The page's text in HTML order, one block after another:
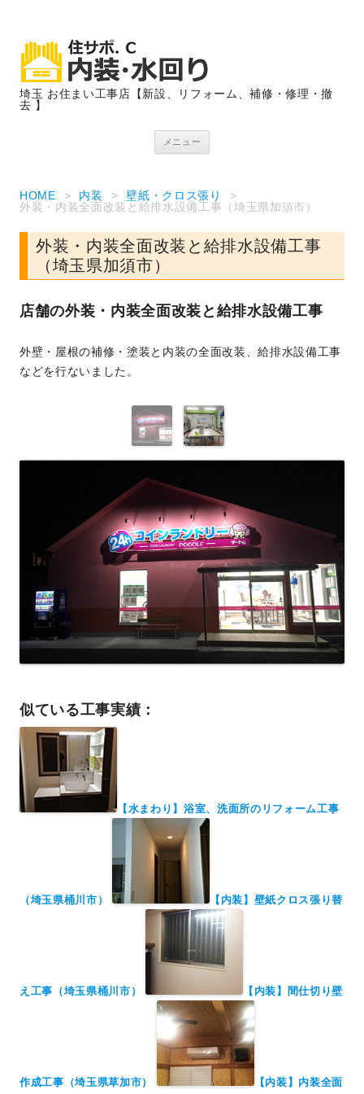
埼玉 お住まい工事店【新設、リフォーム、補修・修理・撤
去 】
メニュー
HOME > 内装 > 壁紙・クロス張り
>
外装・内装全面改装と給排水設備工事（埼玉県加須市）
外装・内装全面改装と給排水設備工事
（埼玉県加須市）
店舗の外装・内装全面改装と給排水設備工事
外壁・屋根の補修・塗装と内装の全面改装、給排水設備工事
などを行ないました。
似ている工事実績：
【水まわり】浴室、洗面所のリフォーム工事
（埼玉県桶川市） 【内装】壁紙クロス張り替
え工事（埼玉県桶川市） 【内装】間仕切り壁
作成工事（埼玉県草加市） 【内装】内装全面